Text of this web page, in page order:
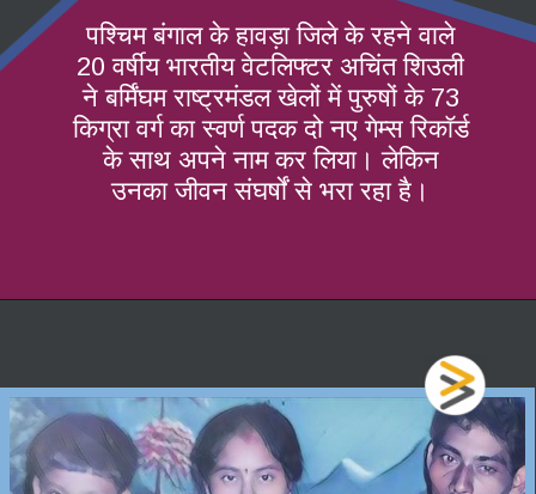
पश्चिम बंगाल के हावड़ा जिले के रहने वाले
20 वर्षीय भारतीय वेटलिफ्टर अचिंत शिउली
ने बर्मिंघम राष्ट्रमंडल खेलों में पुरुषों के 73
किग्रा वर्ग का स्वर्ण पदक दो नए गेम्स रिकॉर्ड
के साथ अपने नाम कर लिया। लेकिन
उनका जीवन संघर्षों से भरा रहा है।